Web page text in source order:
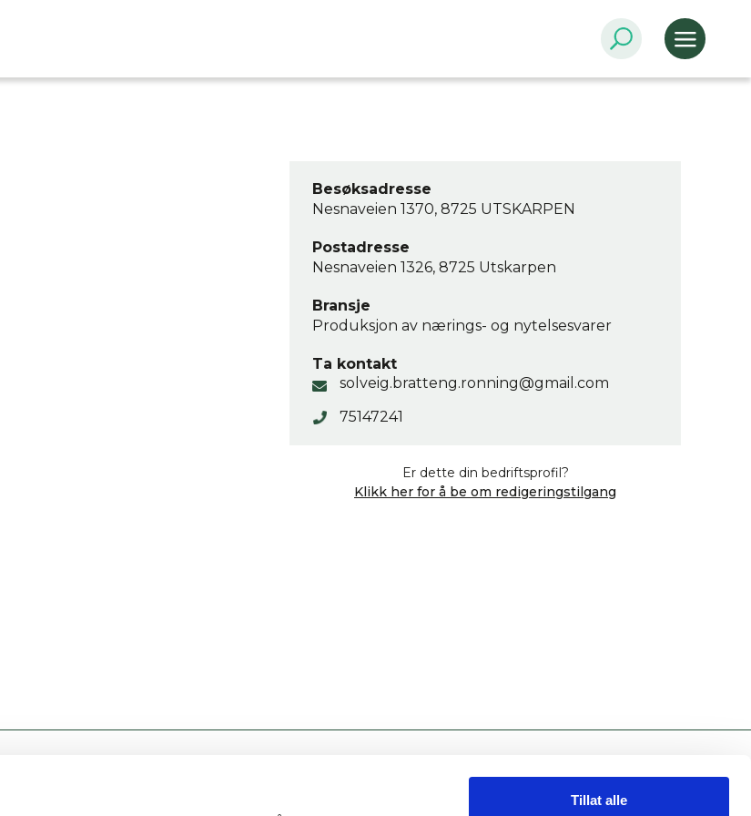
Tillat alle
Besøksadresse
Nesnaveien 1370, 8725 UTSKARPEN
Postadresse
Nesnaveien 1326, 8725 Utskarpen
Bransje
Produksjon av nærings- og nytelsesvarer
Ta kontakt
solveig.bratteng.ronning@gmail.com
75147241
Er dette din bedriftsprofil?
Klikk her for å be om redigeringstilgang